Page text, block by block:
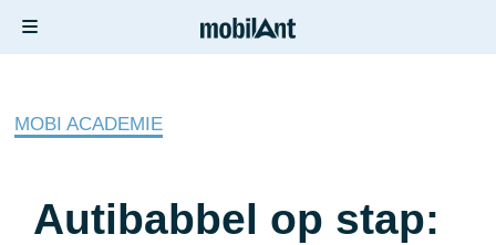
MOBI ACADEMIE
Autibabbel op stap: